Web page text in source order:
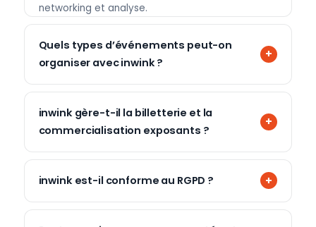
networking et analyse.
Quels types d’événements peut-on
organiser avec inwink ?
inwink gère-t-il la billetterie et la
commercialisation exposants ?
inwink est-il conforme au RGPD ?